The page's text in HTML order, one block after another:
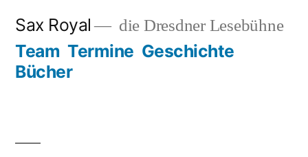
springen
Sax Royal die Dresdner Lesebühne
Team Termine Geschichte
Bücher